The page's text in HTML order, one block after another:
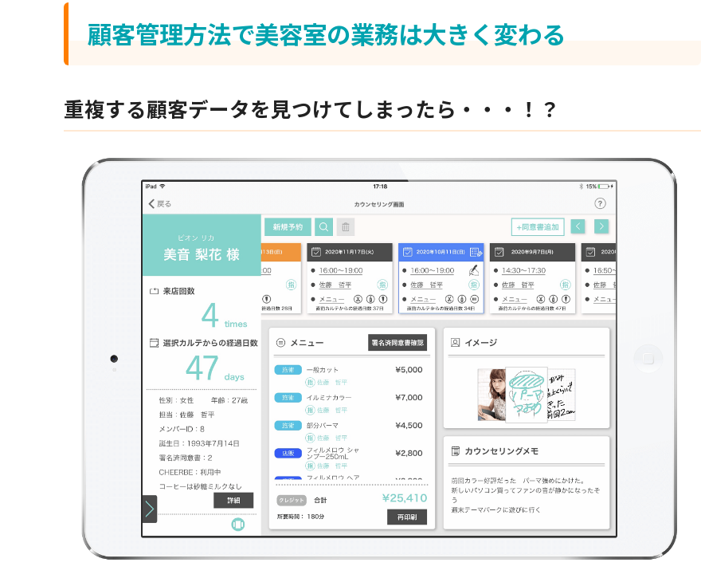
顧客管理方法で美容室の業務は大きく変わる
重複する顧客データを見つけてしまったら・・・！？